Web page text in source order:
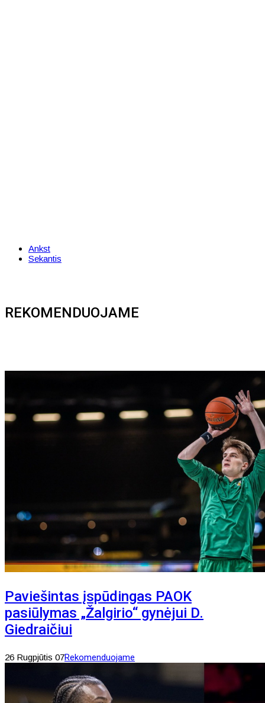
Ankst
Sekantis
REKOMENDUOJAME
Paviešintas įspūdingas PAOK
pasiūlymas „Žalgirio“ gynėjui D.
Giedraičiui
26 Rugpjūtis 07Rekomenduojame